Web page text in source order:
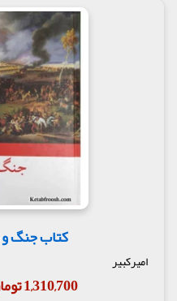
کتاب جنگ
امیرکبیر
1,310,700 تومان